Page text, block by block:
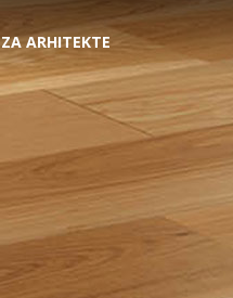
ZA ARHITEKTE